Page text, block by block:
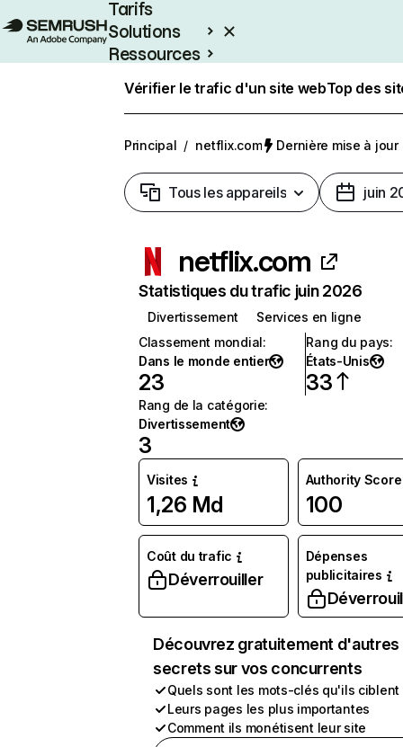
Tarifs
Solutions
Ressources
Vérifier le trafic d'un site webTop des
Principal / netflix.com Dernière mise à jour
Tous les appareils juin
netflix.com
Statistiques du trafic juin 2026
Divertissement
Services en ligne
Classement mondial:
Dans le monde entier
23
Rang du pays:
États-Unis
33
Rang de la catégorie:
Divertissement
3
Visites
1,26 Md
Authority Score
100
Coût du trafic
Déverrouiller
Dépenses
publicitaires
Découvrez gratuitement d'autres
secrets sur vos concurrents
Quels sont les mots-clés qu'ils ciblent
Leurs pages les plus importantes
Comment ils monétisent leur site